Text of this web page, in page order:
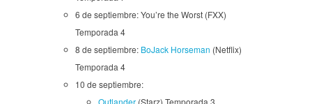
6 de septiembre: You’re the Worst (FXX)
Temporada 4
8 de septiembre: BoJack Horseman (Netflix)
Temporada 4
10 de septiembre:
Outlander (Starz) Temporada 3